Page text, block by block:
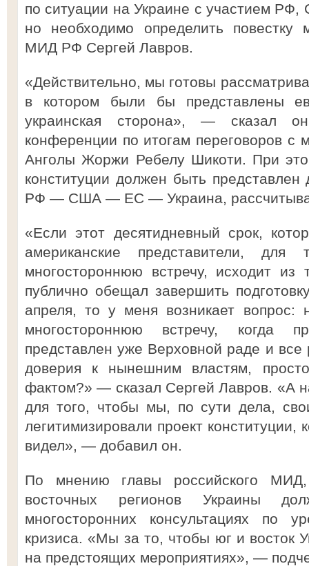
по ситуации на Украине с участием
но необходимо определить повестку
МИД РФ Сергей Лавров.
«Действительно, мы готовы
в котором были бы представлены
украинская сторона», — сказал
конференции по итогам переговоров с
Анголы Жоржи Ребелу Шикоти. При
конституции должен быть представлен
РФ — США — ЕС — Украина,
«Если этот десятидневный срок,
американские представители,
многостороннюю встречу, исходит из
публично обещал завершить
апреля, то у меня возникает вопрос:
многостороннюю встречу, когда
представлен уже Верховной раде и
доверия к нынешним властям,
фактом?» — сказал Сергей Лавров. «А
для того, чтобы мы, по сути дела,
легитимизировали проект конституции,
видел», — добавил он.
По мнению главы российского
восточных регионов Украины
многосторонних консультациях по
кризиса. «Мы за то, чтобы юг и восток
на предстоящих мероприятиях», —